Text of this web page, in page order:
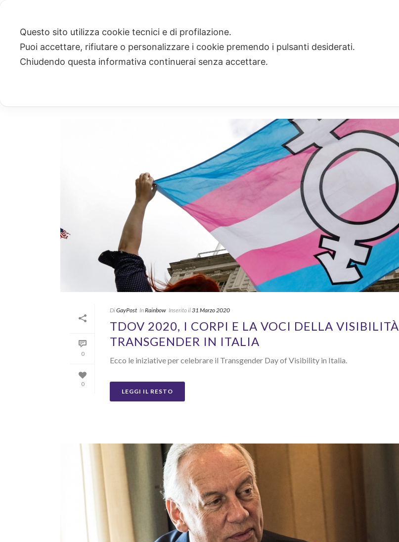
ARCHIVIO
0
0
DiGayPost InRainbow Inserito il31 Marzo 2020
TDOV 2020, I CORPI E LA VOCI DELLA VISIBILITÀ
TRANSGENDER IN ITALIA
Ecco le iniziative per celebrare il Transgender Day of Visibility in Italia.
LEGGI IL RESTO
Questo sito utilizza cookie tecnici e di profilazione.
Puoi accettare, rifiutare o personalizzare i cookie premendo i pulsanti desiderati.
Chiudendo questa informativa continuerai senza accettare.